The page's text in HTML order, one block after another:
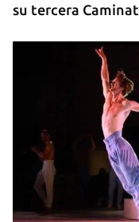
su tercera